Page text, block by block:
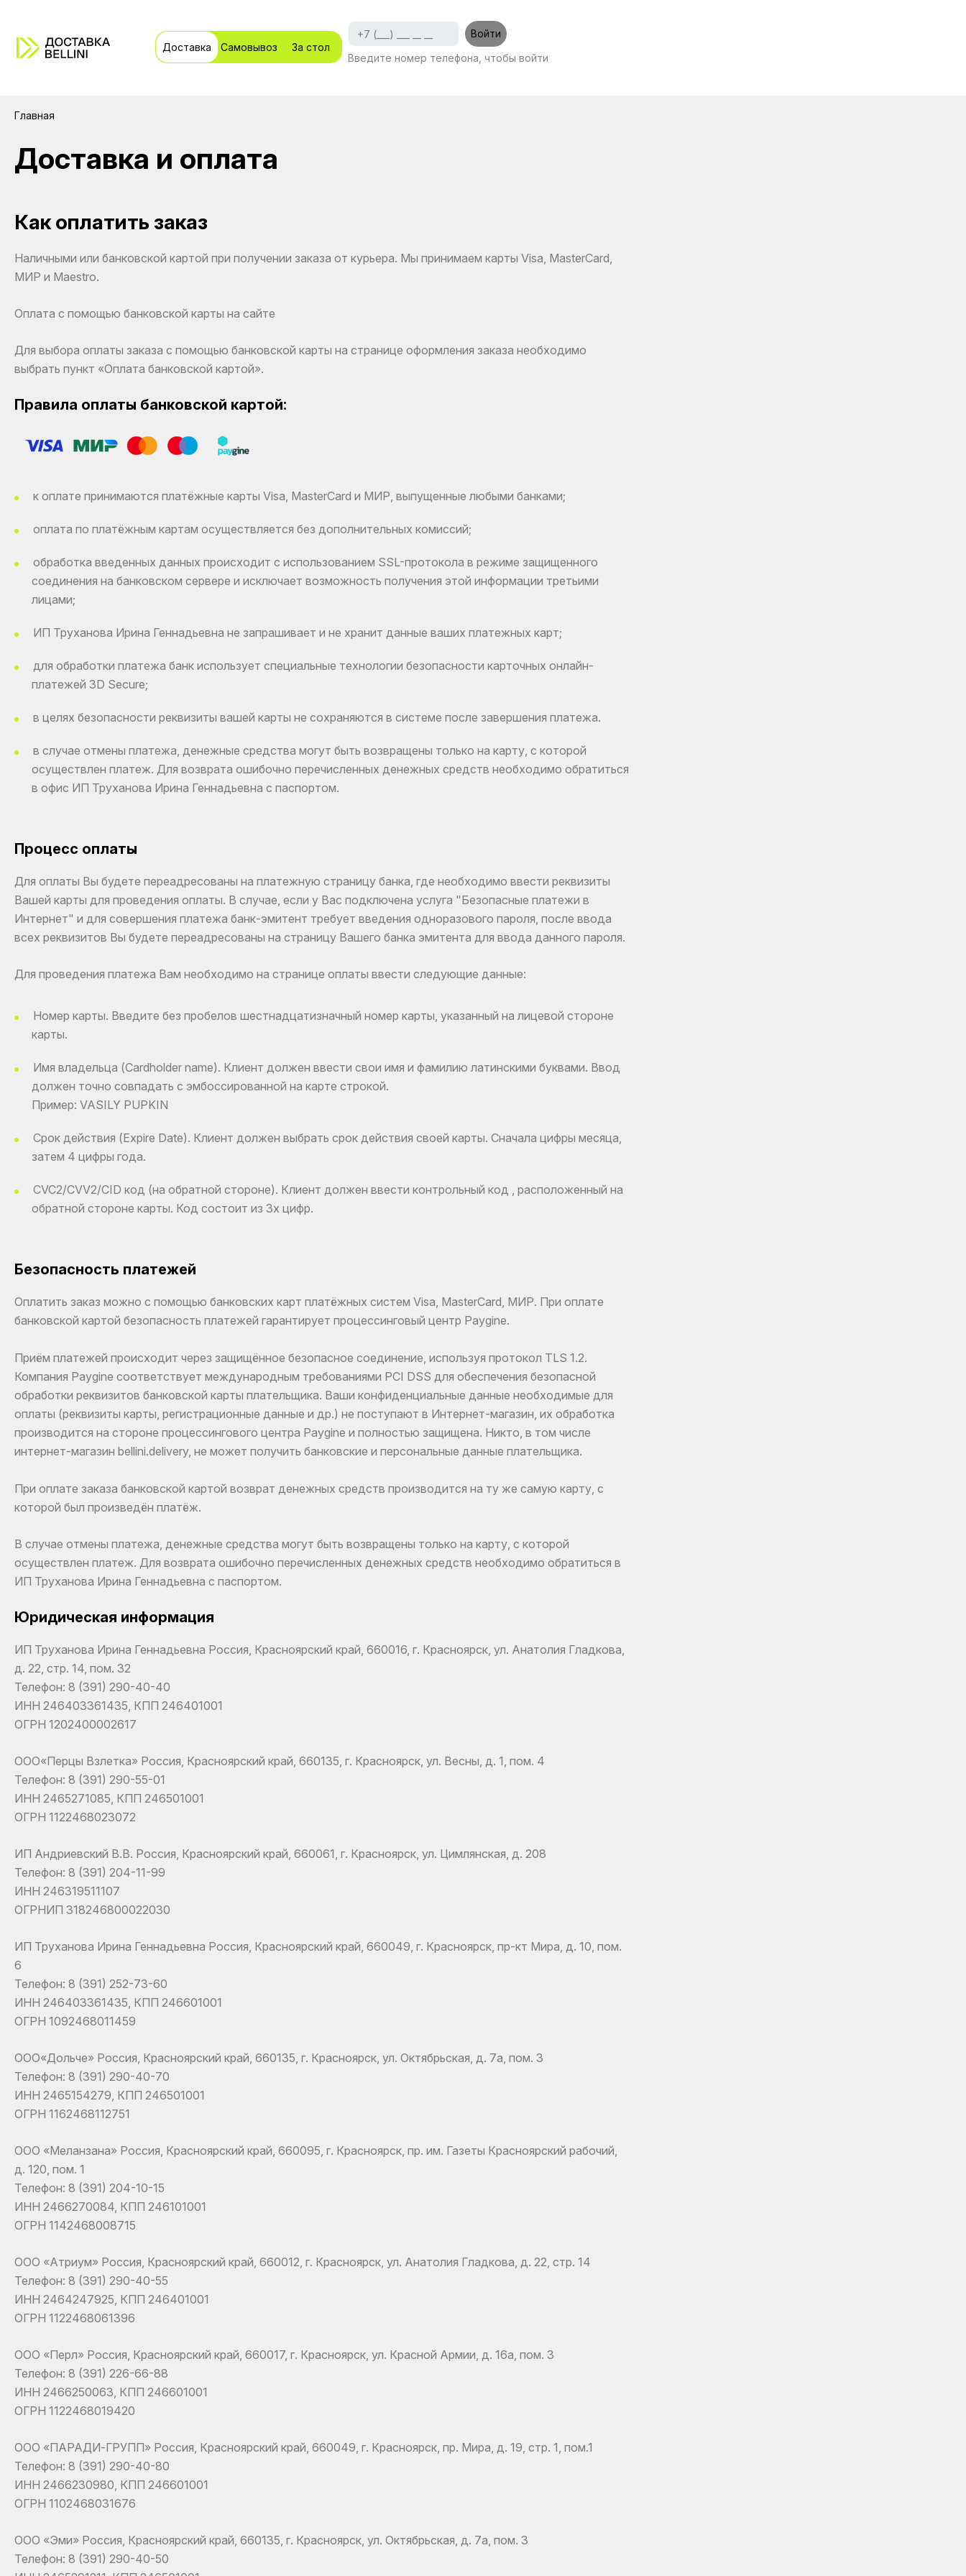
Доставка Самовывоз
За стол
Введите номер телефона, чтобы войти
Войти
Главная
Доставка и оплата
Как оплатить заказ
Наличными или банковской картой при получении заказа от курьера. Мы принимаем карты Visa, MasterCard,
МИР и Maestro.
Оплата с помощью банковской карты на сайте
Для выбора оплаты заказа с помощью банковской карты на странице оформления заказа необходимо
выбрать пункт «Оплата банковской картой».
Правила оплаты банковской картой:
к оплате принимаются платёжные карты Visa, MasterCard и МИР, выпущенные любыми банками;
оплата по платёжным картам осуществляется без дополнительных комиссий;
обработка введенных данных происходит с использованием SSL-протокола в режиме защищенного
соединения на банковском сервере и исключает возможность получения этой информации третьими
лицами;
ИП Труханова Ирина Геннадьевна не запрашивает и не хранит данные ваших платежных карт;
для обработки платежа банк использует специальные технологии безопасности карточных онлайн-
платежей 3D Secure;
в целях безопасности реквизиты вашей карты не сохраняются в системе после завершения платежа.
в случае отмены платежа, денежные средства могут быть возвращены только на карту, с которой
осуществлен платеж. Для возврата ошибочно перечисленных денежных средств необходимо обратиться
в офис ИП Труханова Ирина Геннадьевна с паспортом.
Процесс оплаты
Для оплаты Вы будете переадресованы на платежную страницу банка, где необходимо ввести реквизиты
Вашей карты для проведения оплаты. В случае, если у Вас подключена услуга "Безопасные платежи в
Интернет" и для совершения платежа банк-эмитент требует введения одноразового пароля, после ввода
всех реквизитов Вы будете переадресованы на страницу Вашего банка эмитента для ввода данного пароля.
Для проведения платежа Вам необходимо на странице оплаты ввести следующие данные:
Номер карты. Введите без пробелов шестнадцатизначный номер карты, указанный на лицевой стороне
карты.
Имя владельца (Cardholder name). Клиент должен ввести свои имя и фамилию латинскими буквами. Ввод
должен точно совпадать с эмбоссированной на карте строкой.
Пример: VASILY PUPKIN
Срок действия (Expire Date). Клиент должен выбрать срок действия своей карты. Сначала цифры месяца,
затем 4 цифры года.
CVC2/CVV2/CID код (на обратной стороне). Клиент должен ввести контрольный код , расположенный на
обратной стороне карты. Код состоит из 3х цифр.
Безопасность платежей
Оплатить заказ можно с помощью банковских карт платёжных систем Visa, MasterCard, МИР. При оплате
банковской картой безопасность платежей гарантирует процессинговый центр Paygine.
Приём платежей происходит через защищённое безопасное соединение, используя протокол TLS 1.2.
Компания Paygine соответствует международным требованиями PCI DSS для обеспечения безопасной
обработки реквизитов банковской карты плательщика. Ваши конфиденциальные данные необходимые для
оплаты (реквизиты карты, регистрационные данные и др.) не поступают в Интернет-магазин, их обработка
производится на стороне процессингового центра Paygine и полностью защищена. Никто, в том числе
интернет-магазин bellini.delivery, не может получить банковские и персональные данные плательщика.
При оплате заказа банковской картой возврат денежных средств производится на ту же самую карту, с
которой был произведён платёж.
В случае отмены платежа, денежные средства могут быть возвращены только на карту, с которой
осуществлен платеж. Для возврата ошибочно перечисленных денежных средств необходимо обратиться в
ИП Труханова Ирина Геннадьевна с паспортом.
Юридическая информация
ИП Труханова Ирина Геннадьевна Россия, Красноярский край, 660016, г. Красноярск, ул. Анатолия Гладкова,
д. 22, стр. 14, пом. 32
Телефон: 8 (391) 290-40-40
ИНН 246403361435, КПП 246401001
ОГРН 1202400002617
ООО«Перцы Взлетка» Россия, Красноярский край, 660135, г. Красноярск, ул. Весны, д. 1, пом. 4
Телефон: 8 (391) 290-55-01
ИНН 2465271085, КПП 246501001
ОГРН 1122468023072
ИП Андриевский В.В. Россия, Красноярский край, 660061, г. Красноярск, ул. Цимлянская, д. 208
Телефон: 8 (391) 204-11-99
ИНН 246319511107
ОГРНИП 318246800022030
ИП Труханова Ирина Геннадьевна Россия, Красноярский край, 660049, г. Красноярск, пр-кт Мира, д. 10, пом.
6
Телефон: 8 (391) 252-73-60
ИНН 246403361435, КПП 246601001
ОГРН 1092468011459
ООО«Дольче» Россия, Красноярский край, 660135, г. Красноярск, ул. Октябрьская, д. 7а, пом. 3
Телефон: 8 (391) 290-40-70
ИНН 2465154279, КПП 246501001
ОГРН 1162468112751
ООО «Меланзана» Россия, Красноярский край, 660095, г. Красноярск, пр. им. Газеты Красноярский рабочий,
д. 120, пом. 1
Телефон: 8 (391) 204-10-15
ИНН 2466270084, КПП 246101001
ОГРН 1142468008715
ООО «Атриум» Россия, Красноярский край, 660012, г. Красноярск, ул. Анатолия Гладкова, д. 22, стр. 14
Телефон: 8 (391) 290-40-55
ИНН 2464247925, КПП 246401001
ОГРН 1122468061396
ООО «Перл» Россия, Красноярский край, 660017, г. Красноярск, ул. Красной Армии, д. 16а, пом. 3
Телефон: 8 (391) 226-66-88
ИНН 2466250063, КПП 246601001
ОГРН 1122468019420
ООО «ПАРАДИ-ГРУПП» Россия, Красноярский край, 660049, г. Красноярск, пр. Мира, д. 19, стр. 1, пом.1
Телефон: 8 (391) 290-40-80
ИНН 2466230980, КПП 246601001
ОГРН 1102468031676
ООО «Эми» Россия, Красноярский край, 660135, г. Красноярск, ул. Октябрьская, д. 7а, пом. 3
Телефон: 8 (391) 290-40-50